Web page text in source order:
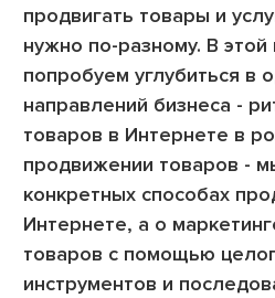
продвигать товары и
нужно по-разному. В
попробуем углубиться в
направлений бизнеса -
товаров в Интернете в
продвижении товаров -
конкретных способах
Интернете, а о
товаров с помощью
инструментов и